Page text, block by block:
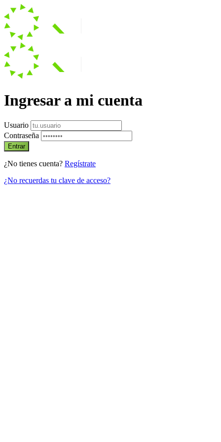
Ingresar a mi cuenta
Usuario
Contraseña
Entrar
¿No tienes cuenta? Regístrate
¿No recuerdas tu clave de acceso?